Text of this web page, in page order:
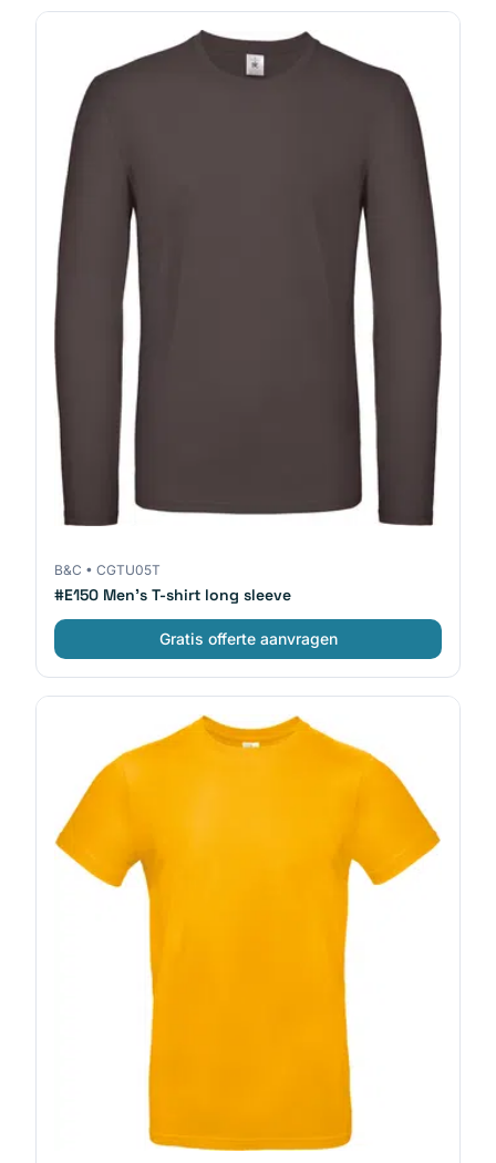
B&C • CGTU05T
#E150 Men's T-shirt long sleeve
Gratis offerte aanvragen